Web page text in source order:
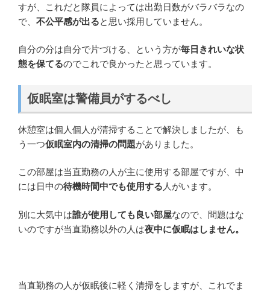
すが、これだと隊員によっては出勤日数がバラバラなの
で、 不公平感が出ると思い採用していません。
自分の分は自分で片づける、という方が毎日きれいな状
態を保てるのでこれで良かったと思っています。
仮眠室は警備員がするべし
休憩室は個人個人が清掃することで解決しましたが、も
う一つ仮眠室内の清掃の問題がありました。
この部屋は当直勤務の人が主に使用する部屋ですが、中
には日中の待機時間中でも使用する 人がいます。
別に大気中は誰が使用しても良い部屋なので、問題はな
いのですが当直勤務以外の人は夜中に仮眠はしません。
当直勤務の人が仮眠後に軽く清掃をしますが、これでま